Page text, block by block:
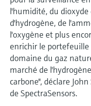
l'application
Device Viewer
Trouver des informations et
documentation spécifiques
Recherche de pièces
Trouvez la bonne pièce de
tapant la racine/le code du
Mesure du niveau
micro-ondes
Mesure du niveau
Voir tous
Analyseurs de dureté,
Photomètres de
Mesure par
ondes
Technologie Memosens
décisionnels
l'humidité, du
d'hydrogène, de
l'oxygène et plus
enrichir le portefeuille
domaine du gaz
marché de
carbone", déclare
de SpectraSensors.